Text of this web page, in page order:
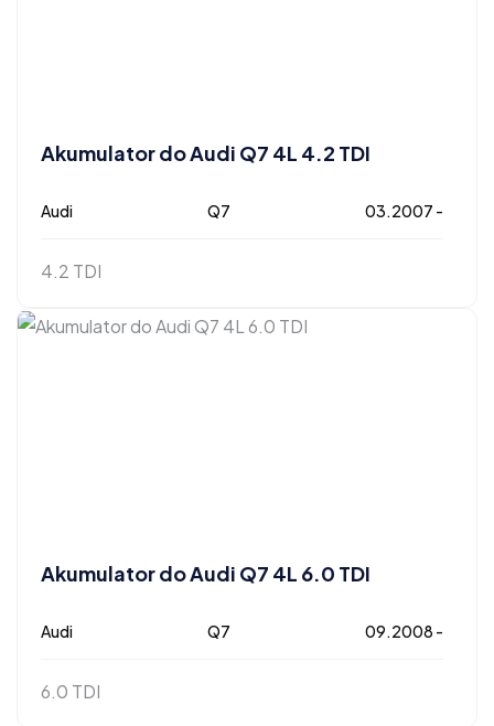
Akumulator do Audi Q7 4L 4.2 TDI
Audi Q7 03.2007 -
4.2 TDI
Akumulator do Audi Q7 4L 6.0 TDI
Audi Q7 09.2008 -
6.0 TDI